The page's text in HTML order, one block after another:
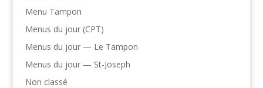
Menu Tampon
Menus du jour (CPT)
Menus du jour — Le Tampon
Menus du jour — St-Joseph
Non classé